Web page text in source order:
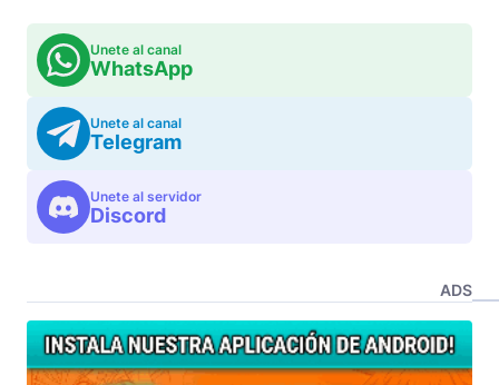
Unete al canal
WhatsApp
Unete al canal
Telegram
Unete al servidor
Discord
ADS